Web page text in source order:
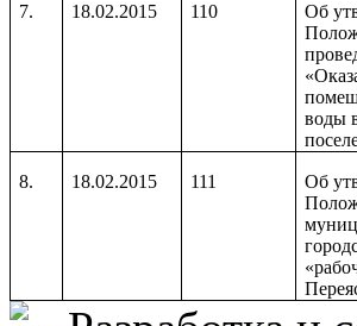
7. 18.02.2015 110
Об
воды
8. 18.02.2015 111
Об